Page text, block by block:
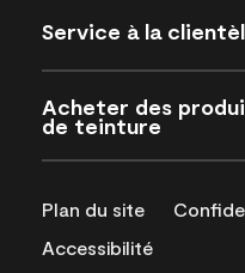
Service à la
Acheter des
de teinture
Plan du site
Accessibilité